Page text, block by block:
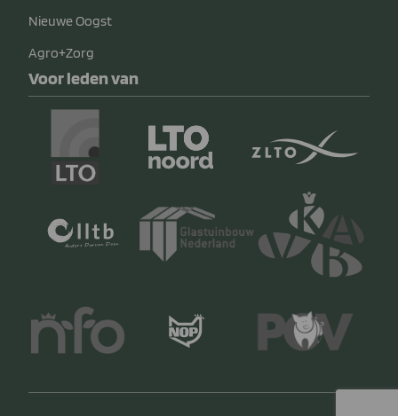
Nieuwe Oogst
Agro+Zorg
Voor leden van